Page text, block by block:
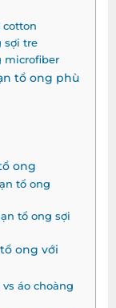
cotton
sợi tre
microfiber
tổ ong phù
ong
tổ ong
tổ ong sợi
ong với
áo choàng